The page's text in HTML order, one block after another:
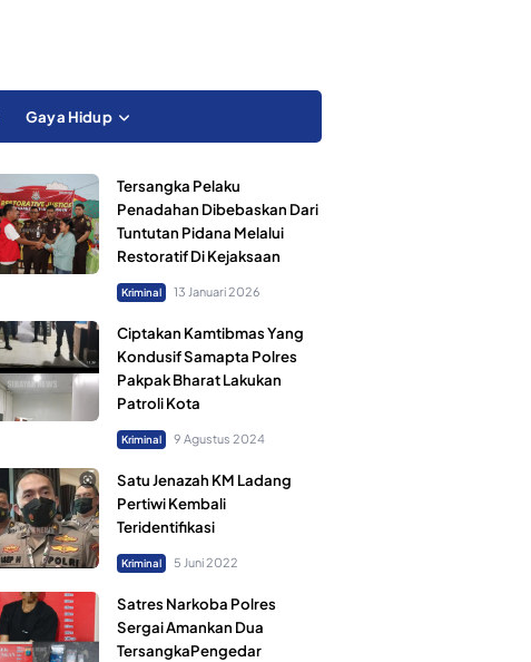
Gaya Hidup
Tersangka Pelaku
Penadahan Dibebaskan Dari
Tuntutan Pidana Melalui
Restoratif Di Kejaksaan
Kriminal 13 Januari 2026
Ciptakan Kamtibmas Yang
Kondusif Samapta Polres
Pakpak Bharat Lakukan
Patroli Kota
Kriminal 9 Agustus 2024
Satu Jenazah KM Ladang
Pertiwi Kembali
Teridentifikasi
Kriminal 5 Juni 2022
Satres Narkoba Polres
Sergai Amankan Dua
TersangkaPengedar